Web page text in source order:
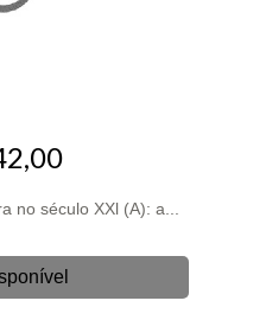
no século XXl (A): a...